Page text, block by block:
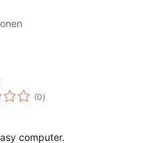
(0Bewertungen
insgesamt
)
computer.